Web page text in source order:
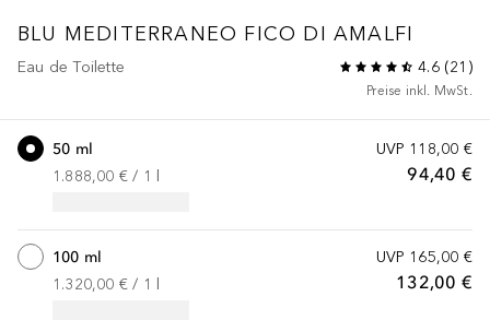
BLU MEDITERRANEO FICO DI AMALFI
Eau de Toilette 4.6(21 )
Preise inkl. MwSt.
UVP 118,00 €
94,40 €
50 ml
1.888,00 € / 1
UVP 165,00 €
132,00 €
100 ml
1.320,00 € / 1